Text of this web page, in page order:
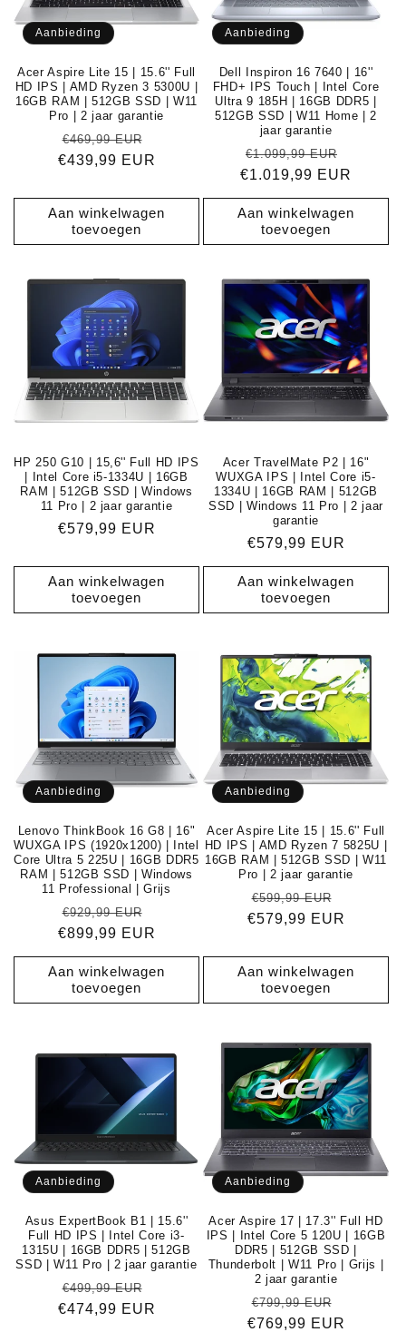
Aanbieding
Acer Aspire Lite 15 | 15.6'' Full
HD IPS | AMD Ryzen 3 5300U |
16GB RAM | 512GB SSD | W11
Pro | 2 jaar garantie
Normale
prijs
€469,99 EUR
Aanbiedingsprijs
€439,99 EUR
Aan winkelwagen
toevoegen
Aanbieding
Dell Inspiron 16 7640 | 16''
FHD+ IPS Touch | Intel Core
Ultra 9 185H | 16GB DDR5 |
512GB SSD | W11 Home | 2
jaar garantie
Normale
prijs
€1.099,99 EUR
€1.019,99 EUR
Aan winkelwagen
toevoegen
HP 250 G10 | 15,6'' Full HD IPS
| Intel Core i5-1334U | 16GB
RAM | 512GB SSD | Windows
11 Pro | 2 jaar garantie
Normale
€579,99 EUR
Aan winkelwagen
toevoegen
Acer TravelMate P2 | 16"
WUXGA IPS | Intel Core i5-
1334U | 16GB RAM | 512GB
SSD | Windows 11 Pro | 2 jaar
garantie
Normale
prijs
€579,99 EUR
Aan winkelwagen
toevoegen
Aanbieding
Lenovo ThinkBook 16 G8 | 16"
WUXGA IPS (1920x1200) | Intel
Core Ultra 5 225U | 16GB DDR5
RAM | 512GB SSD | Windows
11 Professional | Grijs
Normale
prijs
€929,99 EUR
Aanbiedingsprijs
€899,99 EUR
Aan winkelwagen
toevoegen
Aanbieding
Acer Aspire Lite 15 | 15.6'' Full
HD IPS | AMD Ryzen 7 5825U |
16GB RAM | 512GB SSD | W11
Pro | 2 jaar garantie
Normale
prijs
€599,99 EUR
€579,99 EUR
Aan winkelwagen
toevoegen
Aanbieding
Asus ExpertBook B1 | 15.6''
Full HD IPS | Intel Core i3-
1315U | 16GB DDR5 | 512GB
SSD | W11 Pro | 2 jaar garantie
Normale
prijs
€499,99 EUR
Aanbiedingsprijs
€474,99 EUR
Aanbieding
Acer Aspire 17 | 17.3'' Full HD
IPS | Intel Core 5 120U | 16GB
DDR5 | 512GB SSD |
Thunderbolt | W11 Pro | Grijs |
2 jaar garantie
Normale
prijs
€799,99 EUR
€769,99 EUR